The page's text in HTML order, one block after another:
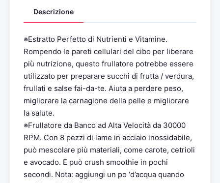
Descrizione
※Estratto Perfetto di Nutrienti e Vitamine.
Rompendo le pareti cellulari del cibo per liberare
più nutrizione, questo frullatore potrebbe essere
utilizzato per preparare succhi di frutta / verdura,
frullati e salse fai-da-te. Aiuta a perdere peso,
migliorare la carnagione della pelle e migliorare
la salute.
※Frullatore da Banco ad Alta Velocità da 30000
RPM. Con 8 pezzi di lame in acciaio inossidabile,
può mescolare più materiali, come carote, cetrioli
e avocado. E può crush smoothie in pochi
secondi. Nota: aggiungi un po ‘d’acqua quando